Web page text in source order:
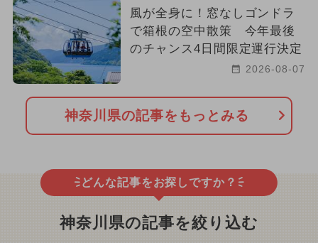
風が全身に！窓なしゴンドラ
で箱根の空中散策 今年最後
のチャンス4日間限定運行決定
2026-08-07
神奈川県の記事をもっとみる
どんな記事をお探しですか？
神奈川県の記事を絞り込む